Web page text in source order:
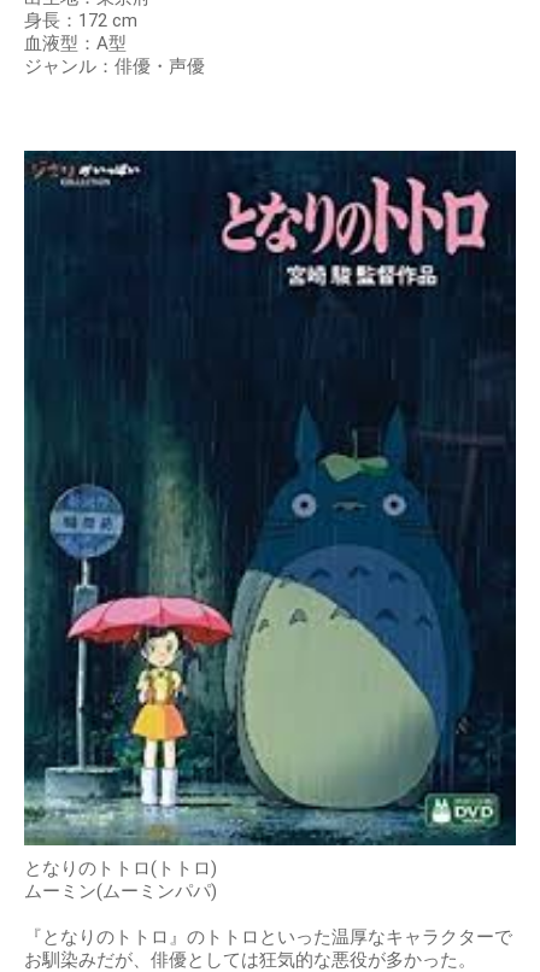
身長：172 cm
血液型：A型
ジャンル：俳優・声優
となりのトトロ(トトロ)
ムーミン(ムーミンパパ)
『となりのトトロ』のトトロといった温厚なキャラクターで
お馴染みだが、俳優としては狂気的な悪役が多かった。